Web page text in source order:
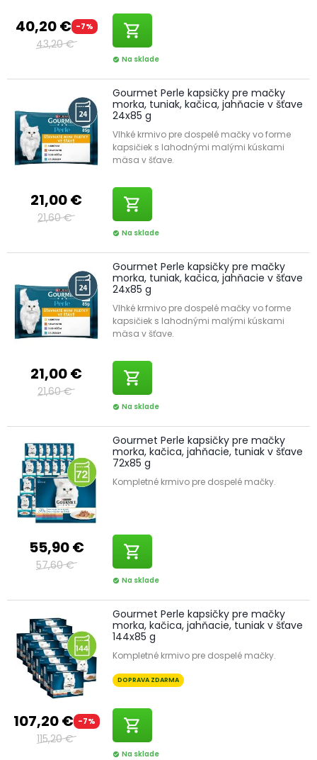
40,20 € -7%
43,20 €
shopping_cart
check_circle Na sklade
21,00 €
21,60 €
Gourmet Perle kapsičky pre mačky
morka, tuniak, kačica, jahňacie v šťave
24x85 g
Vlhké krmivo pre dospelé mačky vo forme
kapsičiek s lahodnými malými kúskami
mäsa v šťave.
shopping_cart
check_circle Na sklade
21,00 €
21,60 €
Gourmet Perle kapsičky pre mačky
morka, tuniak, kačica, jahňacie v šťave
24x85 g
Vlhké krmivo pre dospelé mačky vo forme
kapsičiek s lahodnými malými kúskami
mäsa v šťave.
shopping_cart
check_circle Na sklade
55,90 €
57,60 €
Gourmet Perle kapsičky pre mačky
morka, kačica, jahňacie, tuniak v šťave
72x85 g
Kompletné krmivo pre dospelé mačky.
shopping_cart
check_circle Na sklade
107,20 € -7%
115,20 €
Gourmet Perle kapsičky pre mačky
morka, kačica, jahňacie, tuniak v šťave
144x85 g
Kompletné krmivo pre dospelé mačky.
DOPRAVA ZDARMA
shopping_cart
check_circle Na sklade